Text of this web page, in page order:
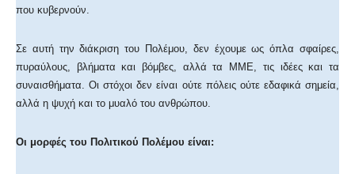
που κυβερνούν.
Σε αυτή την διάκριση του Πολέμου, δεν έχουμε ως όπλα σφαίρες,
πυραύλους, βλήματα και βόμβες, αλλά τα ΜΜΕ, τις ιδέες και τα
συναισθήματα. Οι στόχοι δεν είναι ούτε πόλεις ούτε εδαφικά σημεία,
αλλά η ψυχή και το μυαλό του ανθρώπου.
Οι μορφές του Πολιτικού Πολέμου είναι: